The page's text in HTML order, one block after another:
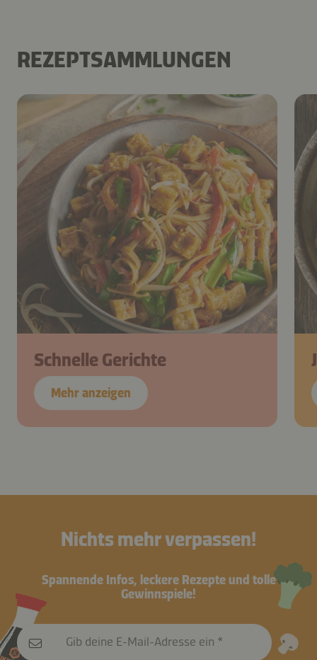
REZEPTSAMMLUNGEN
Schnelle Gerichte
Mehr anzeigen
Nichts mehr verpassen!
Spannende Infos, leckere Rezepte und tolle
Gewinnspiele!
Gib deine E-Mail-Adresse ein